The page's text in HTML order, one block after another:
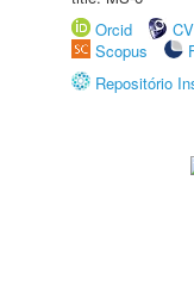
Orcid
Scopus
Repositório